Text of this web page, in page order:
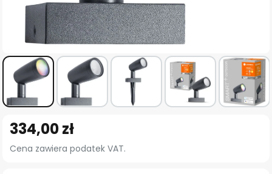
na
początek
334,00 zł
Cena zawiera podatek VAT.